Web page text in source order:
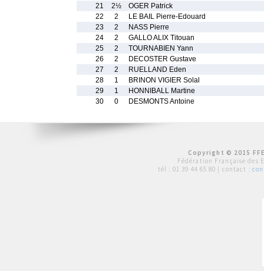
21
2½
OGER Patrick
22
2
LE BAIL Pierre-Edouard
23
2
NASS Pierre
24
2
GALLO ALIX Titouan
25
2
TOURNABIEN Yann
26
2
DECOSTER Gustave
27
2
RUELLAND Eden
28
1
BRINON VIGIER Solal
29
1
HONNIBALL Martine
30
0 DESMONTS Antoine
Copyright © 2015
Fédération Française des
tél : 01 39 44 65 80 | contact :